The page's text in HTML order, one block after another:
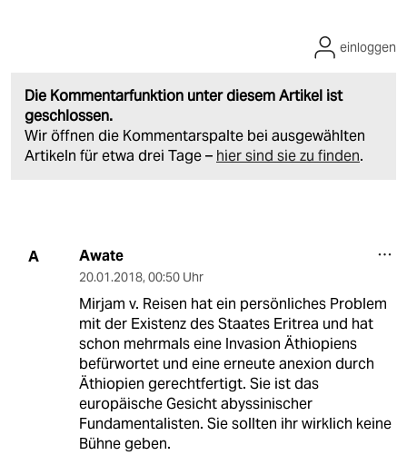
Die Kommentarfunktion unter diesem Artikel ist
geschlossen.
Wir öffnen die Kommentarspalte bei ausgewählten
Artikeln für etwa drei Tage – hier sind sie zu finden.
einloggen
A Awate
20.01.2018, 00:50 Uhr
Mirjam v. Reisen hat ein persönliches Problem
mit der Existenz des Staates Eritrea und hat
schon mehrmals eine Invasion Äthiopiens
befürwortet und eine erneute anexion durch
Äthiopien gerechtfertigt. Sie ist das
europäische Gesicht abyssinischer
Fundamentalisten. Sie sollten ihr wirklich keine
Bühne geben.